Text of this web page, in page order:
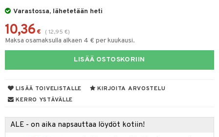
Varastossa, lähetetään heti
10,36 € ( 12,95 €)
Maksa osamaksulla alkaen 4 € per kuukausi.
LISÄÄ OSTOSKORIIN
LISÄÄ TOIVELISTALLE
KIRJOITA ARVOSTELU
KERRO YSTÄVÄLLE
ALE - on aika napsauttaa löydöt kotiin!
tuotteet
& Geeli
hoito
iho
tarvikkeet
Lapset